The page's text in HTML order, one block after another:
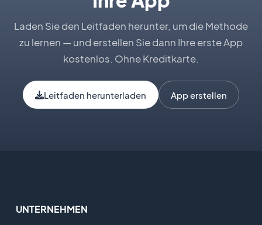
Laden Sie den Leitfaden herunter, um die Methode
zu lernen — und erstellen Sie dann Ihre erste App
kostenlos. Ohne Kreditkarte.
Leitfaden herunterladen App erstellen
UNTERNEHMEN